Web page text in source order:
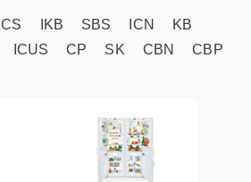
ICS IKB SBS ICN
KB
ICUS CP SK CBN CBP